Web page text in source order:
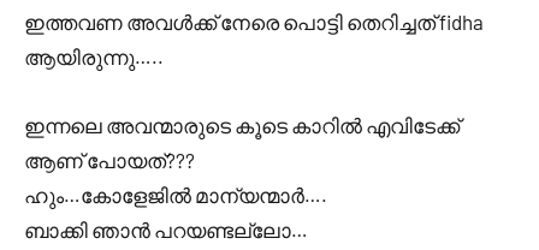
ഇത്തവണ അവൾക്ക് നേരെ പൊട്ടി തെറിച്ചത് fidha
ആയിരുന്നു…..
ഇന്നലെ അവന്മാരുടെ കൂടെ കാറിൽ എവിടേക്ക്
ആണ് പോയത്???
ഹും…കോളേജിൽ മാന്യന്മാർ….
ബാക്കി ഞാൻ പറയണ്ടല്ലോ…